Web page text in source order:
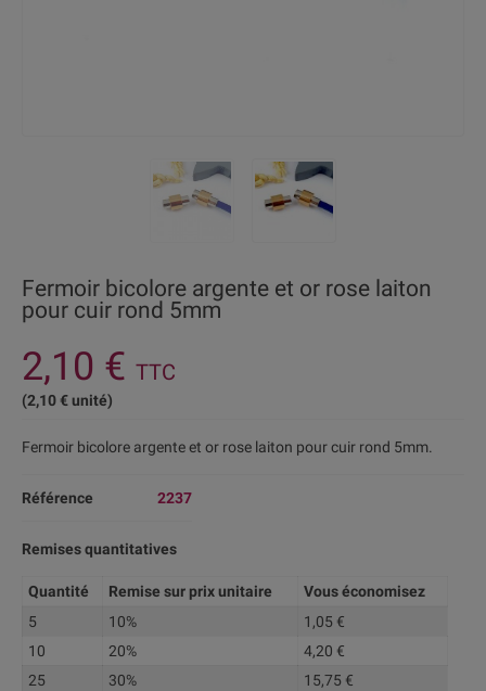
Fermoir bicolore argente et or rose laiton
pour cuir rond 5mm
2,10 € TTC
(2,10 € unité)
Fermoir bicolore argente et or rose laiton pour cuir rond 5mm.
Référence 2237
Remises quantitatives
Quantité Remise sur prix unitaire
Vous économisez
5
10%
1,05 €
10
20%
4,20 €
25
30% 15,75 €